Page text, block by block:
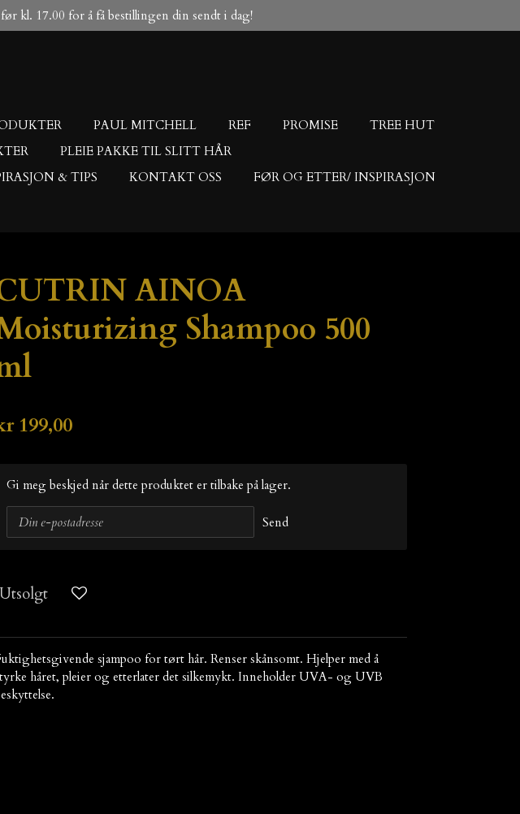
kl. 17.00 for å få bestillingen din sendt i dag!
PAUL MITCHELL REF PROMISE
TREE HUT
PLEIE PAKKE TIL SLITT HÅR
& TIPS KONTAKT OSS
FØR OG ETTER/ INSPIRASJON
AINOA
Shampoo 500
199,00
Gi meg beskjed når dette produktet er tilbake på lager.
Send
Utsolgt
sjampoo for tørt hår. Renser skånsomt. Hjelper med å
håret, pleier og etterlater det silkemykt. Inneholder UVA- og UVB